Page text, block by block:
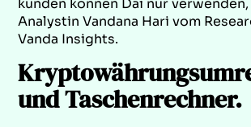
Analystin Vandana Hari vom
Vanda Insights.
und Taschenrechner.